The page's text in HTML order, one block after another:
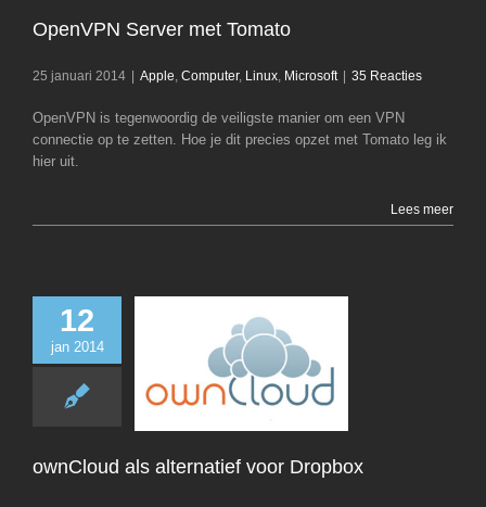
OpenVPN Server met Tomato
25 januari 2014 | Apple Computer, Linux Microsoft | 35 Reacties
OpenVPN is tegenwoordig de veiligste manier om een VPN
connectie op te zetten. Hoe je dit precies opzet met Tomato leg ik
hier uit.
Lees meer
12
jan 2014
ownCloud als alternatief voor Dropbox